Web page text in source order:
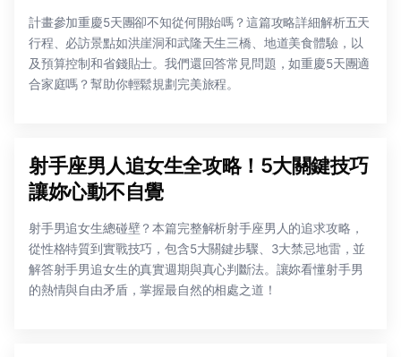
計畫參加重慶5天團卻不知從何開始嗎？這篇攻略詳細解析五天
行程、必訪景點如洪崖洞和武隆天生三橋、地道美食體驗，以
及預算控制和省錢貼士。我們還回答常見問題，如重慶5天團適
合家庭嗎？幫助你輕鬆規劃完美旅程。
射手座男人追女生全攻略！5大關鍵技巧
讓妳心動不自覺
射手男追女生總碰壁？本篇完整解析射手座男人的追求攻略，
從性格特質到實戰技巧，包含5大關鍵步驟、3大禁忌地雷，並
解答射手男追女生的真實週期與真心判斷法。讓妳看懂射手男
的熱情與自由矛盾，掌握最自然的相處之道！